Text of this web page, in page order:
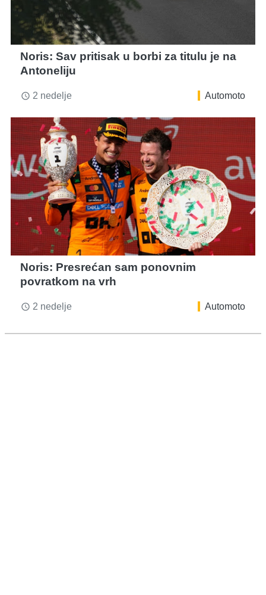
Noris: Sav pritisak u borbi za titulu je na
Antoneliju
access_time 2 nedelje Automoto
Noris: Presrećan sam ponovnim
povratkom na vrh
access_time 2 nedelje Automoto